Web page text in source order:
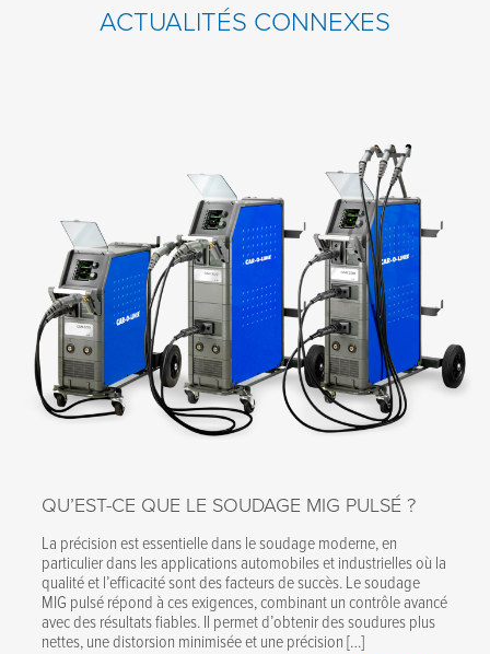
ACTUALITÉS CONNEXES
QU’EST-CE QUE LE SOUDAGE MIG PULSÉ ?
La précision est essentielle dans le soudage moderne, en
particulier dans les applications automobiles et industrielles où la
qualité et l’efficacité sont des facteurs de succès. Le soudage
MIG pulsé répond à ces exigences, combinant un contrôle avancé
avec des résultats fiables. Il permet d’obtenir des soudures plus
nettes, une distorsion minimisée et une précision […]